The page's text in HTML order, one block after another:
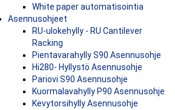
White paper automatisointia
Asennusohjeet
RU-ulokehylly - RU Cantilever
Racking
Pientavarahylly S90 Asennusohje
Hi280- Hyllystö Asennusohje
Pariovi S90 Asennusohje
Kuormalavahylly P90 Asennusohje
Kevytorsihylly Asennusohje